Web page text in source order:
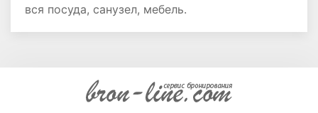
вся посуда, санузел, мебель.